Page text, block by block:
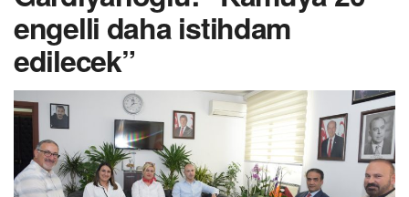
engelli daha istihdam
edilecek”